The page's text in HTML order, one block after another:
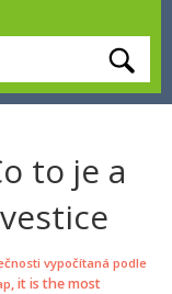
to je a
vypočítaná podle
, it is the most